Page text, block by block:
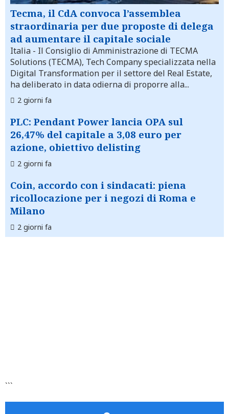
Tecma, il CdA convoca l’assemblea
straordinaria per due proposte di delega
ad aumentare il capitale sociale
Italia - Il Consiglio di Amministrazione di TECMA
Solutions (TECMA), Tech Company specializzata nella
Digital Transformation per il settore del Real Estate,
ha deliberato in data odierna di proporre alla...
2 giorni fa
PLC: Pendant Power lancia OPA sul
26,47% del capitale a 3,08 euro per
azione, obiettivo delisting
2 giorni fa
Coin, accordo con i sindacati: piena
ricollocazione per i negozi di Roma e
Milano
2 giorni fa
```